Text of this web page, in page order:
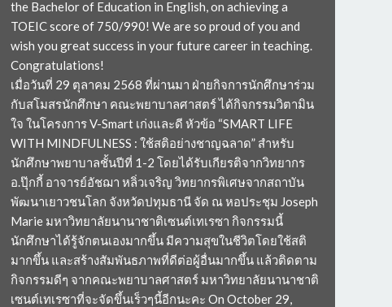
the Bachelor of Education in English, on achieving a
TOEIC score of 750/990! We are so proud of you and
wish you great success in your future career in teaching.
Congratulations!
เมื่อวันที่ 29 ตุลาคม 2568 ที่ผ่านมา ฝ่ายกิจการนักศึกษาร่วม
กับสโมสรนักศึกษา คณะพยาบาลศาสตร์ ได้กิจกรรมวิตามิน
ใจ ในโครงการ V-Smart เก่งและดี หัวข้อ “SMART LIFE
WITH MINDFULNESS : ใช้สติอย่างชาญฉลาด” สำหรับ
นักศึกษาพยาบาลชั้นปีที่ 1-2 โดยได้รับเกียรติจากวิทยากร
อ.ปุ๊กกี้ อาจารย์อัชฌา หลิ่วเจริญ วิทยากรพิเศษจากสถาบัน
พัฒนาเยาวชนโลก จังหวัดปทุมธานี จัด ณ หอประชุม Joseph
Marie มหาวิทยาลัยนานาชาติเซนต์เทเรซา กิจกรรมนี้
นักศึกษาได้รู้จักตนเองมากขึ้น มีความสุขในชีวิตโดยใช้สติ
มากขึ้น และสร้างสัมพันธภาพที่ดีต่อผู้อื่นมากขึ้น แล้วติดตาม
กิจกรรมดีๆ จากคณะพยาบาลศาสตร์ มหาวิทยาลัยนานาชาติ
เซนต์เทเรซาที่จะจัดขึ้นเร็วๆนี้อีกนะคะ On October 29,